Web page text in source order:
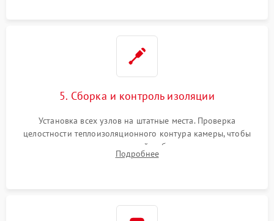
5. Сборка и контроль изоляции
Установка всех узлов на штатные места. Проверка
целостности теплоизоляционного контура камеры, чтобы
исключить перегрев кухонной мебели и потерю тепла.
Надежная фиксация клемм и сборка корпуса шкафа.
Подробнее